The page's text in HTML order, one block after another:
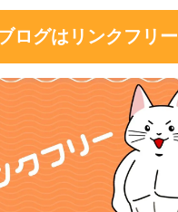
ログはリンクフリー